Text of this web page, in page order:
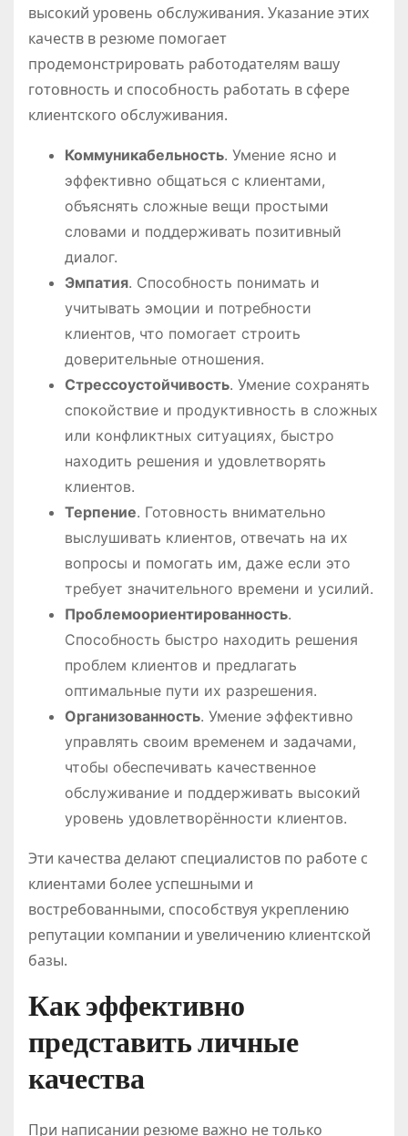
высокий уровень обслуживания. Указание этих
качеств в резюме помогает
продемонстрировать работодателям вашу
готовность и способность работать в сфере
клиентского обслуживания.
Коммуникабельность. Умение ясно и
эффективно общаться с клиентами,
объяснять сложные вещи простыми
словами и поддерживать позитивный
диалог.
Эмпатия. Способность понимать и
учитывать эмоции и потребности
клиентов, что помогает строить
доверительные отношения.
Стрессоустойчивость. Умение сохранять
спокойствие и продуктивность в сложных
или конфликтных ситуациях, быстро
находить решения и удовлетворять
клиентов.
Терпение. Готовность внимательно
выслушивать клиентов, отвечать на их
вопросы и помогать им, даже если это
требует значительного времени и усилий.
Проблемоориентированность.
Способность быстро находить решения
проблем клиентов и предлагать
оптимальные пути их разрешения.
Организованность. Умение эффективно
управлять своим временем и задачами,
чтобы обеспечивать качественное
обслуживание и поддерживать высокий
уровень удовлетворённости клиентов.
Эти качества делают специалистов по работе с
клиентами более успешными и
востребованными, способствуя укреплению
репутации компании и увеличению клиентской
базы.
Как эффективно
представить личные
качества
При написании резюме важно не только